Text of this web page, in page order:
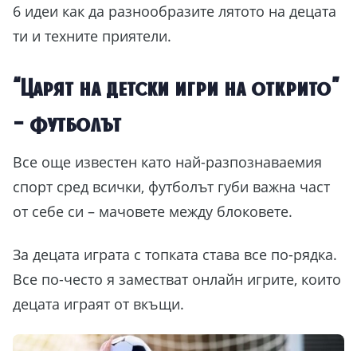
6 идеи как да разнообразите лятото на децата
ти и техните приятели.
“Царят на детски игри на открито”
– футболът
Все още известен като най-разпознаваемия
спорт сред всички, футболът губи важна част
от себе си – мачовете между блоковете.
За децата играта с топката става все по-рядка.
Все по-често я заместват онлайн игрите, които
децата играят от вкъщи.